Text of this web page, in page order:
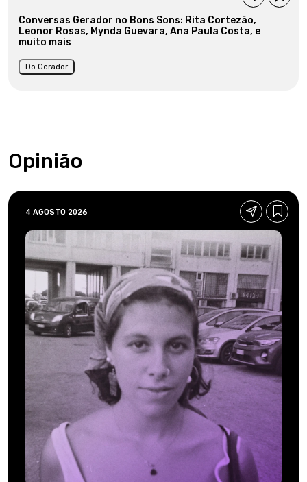
Conversas Gerador no Bons Sons: Rita Cortezão,
Leonor Rosas, Mynda Guevara, Ana Paula Costa, e
muito mais
Do Gerador
Opinião
4 AGOSTO 2026